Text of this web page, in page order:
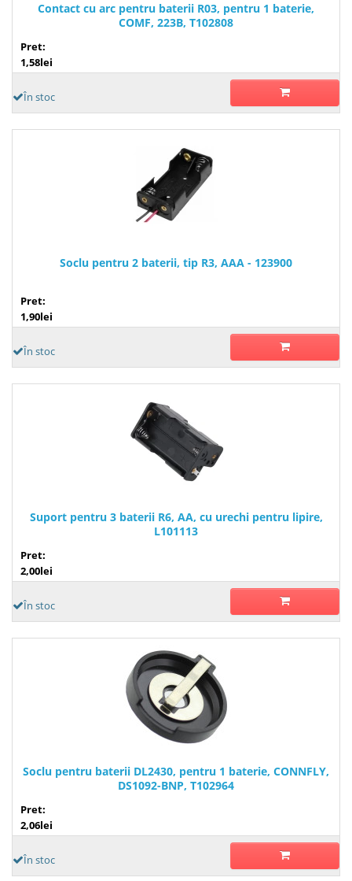
Contact cu arc pentru baterii R03, pentru 1 baterie,
COMF, 223B, T102808
Pret:
1,58lei
În stoc
Soclu pentru 2 baterii, tip R3, AAA - 123900
Pret:
1,90lei
În stoc
Suport pentru 3 baterii R6, AA, cu urechi pentru lipire,
L101113
Pret:
2,00lei
În stoc
Soclu pentru baterii DL2430, pentru 1 baterie, CONNFLY,
DS1092-BNP, T102964
Pret:
2,06lei
În stoc